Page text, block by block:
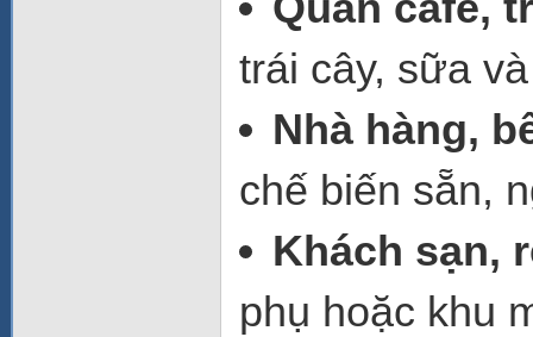
trái cây, sữa
Nhà hàng,
chế biến sẵn,
Khách sạn,
phụ hoặc khu